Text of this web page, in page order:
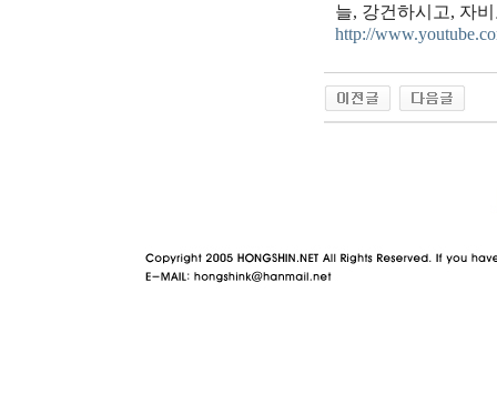
늘, 강건하시고, 자
http://